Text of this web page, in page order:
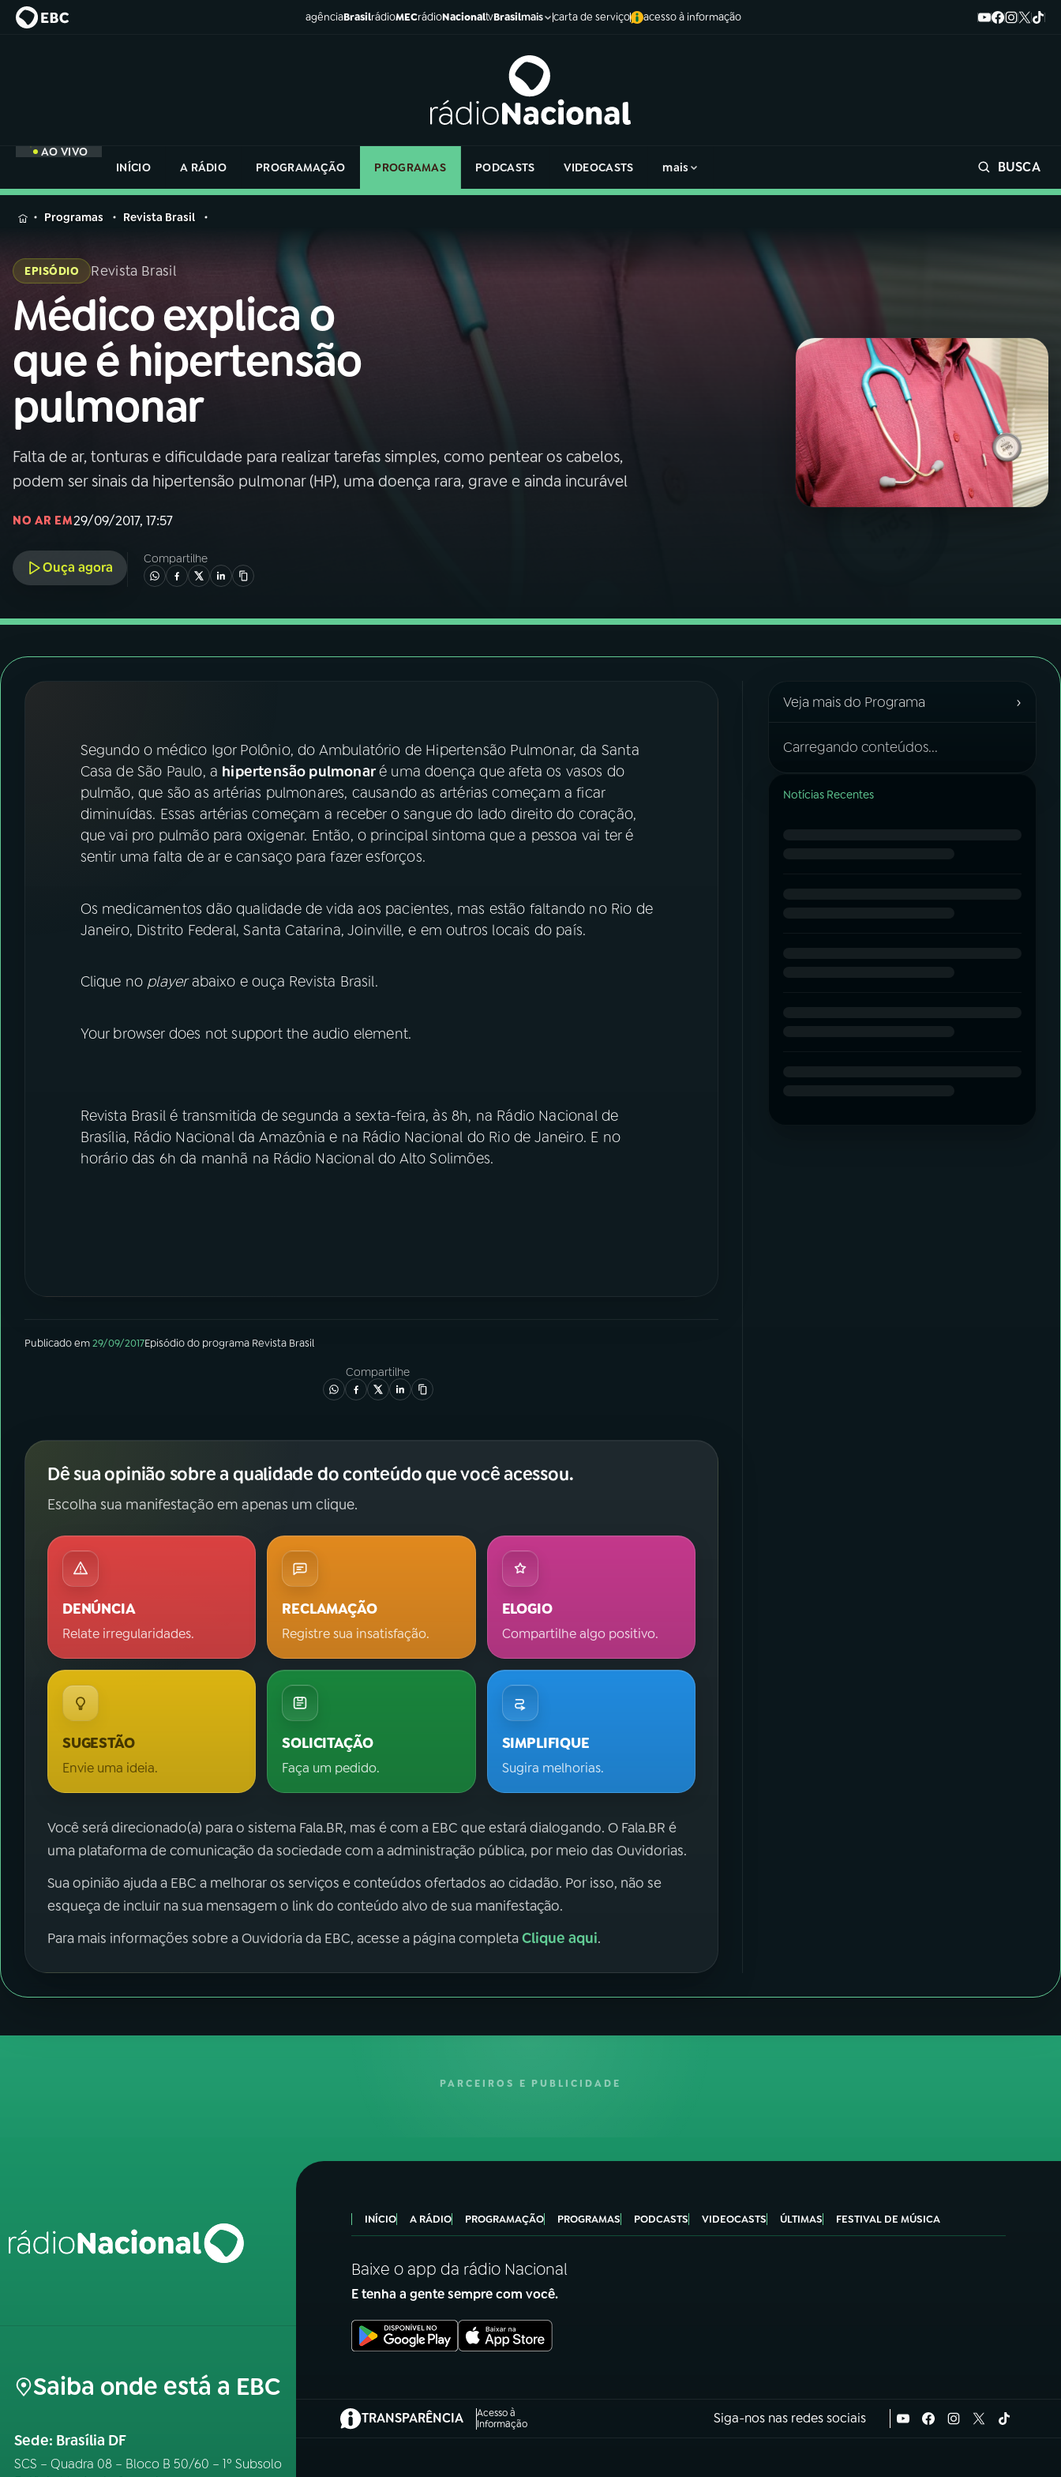
agênciaBrasilrádioMECrádioNacionaltvBrasilmais carta de serviço acesso à informação
AO VIVO
INÍCIO
A RÁDIO PROGRAMAÇÃO PROGRAMAS PODCASTS VIDEOCASTS mais BUSCA
MENU
Buscar
na
Rádio
Nacional
Buscar
AO VIVO
01INÍCIO
02 A RÁDIO
04PROGRAMAS
06VIDEOCASTS
FESTIVAL DE MÚSICA
ACOMPANHE A RÁDIO NACIONAL
Facebook
na
Rádio
Nacional
Programas Revista Brasil
EPISÓDIO Revista Brasil
Médico explica o
que é hipertensão
pulmonar
Falta de ar, tonturas e dificuldade para realizar tarefas simples, como pentear os cabelos,
podem ser sinais da hipertensão pulmonar (HP), uma doença rara, grave e ainda incurável
NO AR EM29/09/2017, 17:57
Ouça agora
Compartilhe
Segundo o médico Igor Polônio, do Ambulatório de Hipertensão Pulmonar, da Santa
Casa de São Paulo, a hipertensão pulmonaré uma doença que afeta os vasos do
pulmão, que são as artérias pulmonares, causando as artérias começam a ficar
diminuídas. Essas artérias começam a receber o sangue do lado direito do coração,
que vai pro pulmão para oxigenar. Então, o principal sintoma que a pessoa vai ter é
sentir uma falta de ar e cansaço para fazer esforços.
Os medicamentos dão qualidade de vida aos pacientes, mas estão faltando no Rio de
Janeiro, Distrito Federal, Santa Catarina, Joinville, e em outros locais do país.
Clique no playerabaixo e ouça Revista Brasil.
Your browser does not support the audio element.
Revista Brasil é transmitida de segunda a sexta-feira, às 8h, na Rádio Nacional de
Brasília, Rádio Nacional da Amazônia e na Rádio Nacional do Rio de Janeiro. E no
horário das 6h da manhã na Rádio Nacional do Alto Solimões.
Publicado em29/09/2017Episódiodo programa Revista Brasil
Compartilhe
Dê sua opinião sobre a qualidade do conteúdo que você acessou.
Escolha sua manifestação em apenas um clique.
DENÚNCIA
Relate irregularidades.
RECLAMAÇÃO
Registre sua insatisfação.
ELOGIO
Compartilhe algo positivo.
SUGESTÃO
Envie uma ideia.
SOLICITAÇÃO
Faça um pedido.
SIMPLIFIQUE
Sugira melhorias.
Você será direcionado(a) para o sistema Fala.BR, mas é com a EBC que estará dialogando. O Fala.BR é
uma plataforma de comunicação da sociedade com a administração pública, por meio das Ouvidorias.
Sua opinião ajuda a EBC a melhorar os serviços e conteúdos ofertados ao cidadão. Por isso, não se
esqueça de incluir na sua mensagem o link do conteúdo alvo de sua manifestação.
Para mais informações sobre a Ouvidoria da EBC, acesse a página completaClique aqui.
Veja mais do Programa ›
Carregando conteúdos...
Notícias Recentes
PARCEIROS E PUBLICIDADE
Saiba onde está a EBC
Sede: Brasília DF
SCS – Quadra 08 – Bloco B 50/60 – 1º Subsolo
INÍCIO A RÁDIO PROGRAMAÇÃO PROGRAMAS PODCASTS VIDEOCASTS ÚLTIMAS FESTIVAL DE MÚSICA
Baixe o app da rádio Nacional
E tenha a gente sempre com você.
TRANSPARÊNCIA
Acesso à
Informação
(abre em nova aba) Siga-nos nas redes sociais